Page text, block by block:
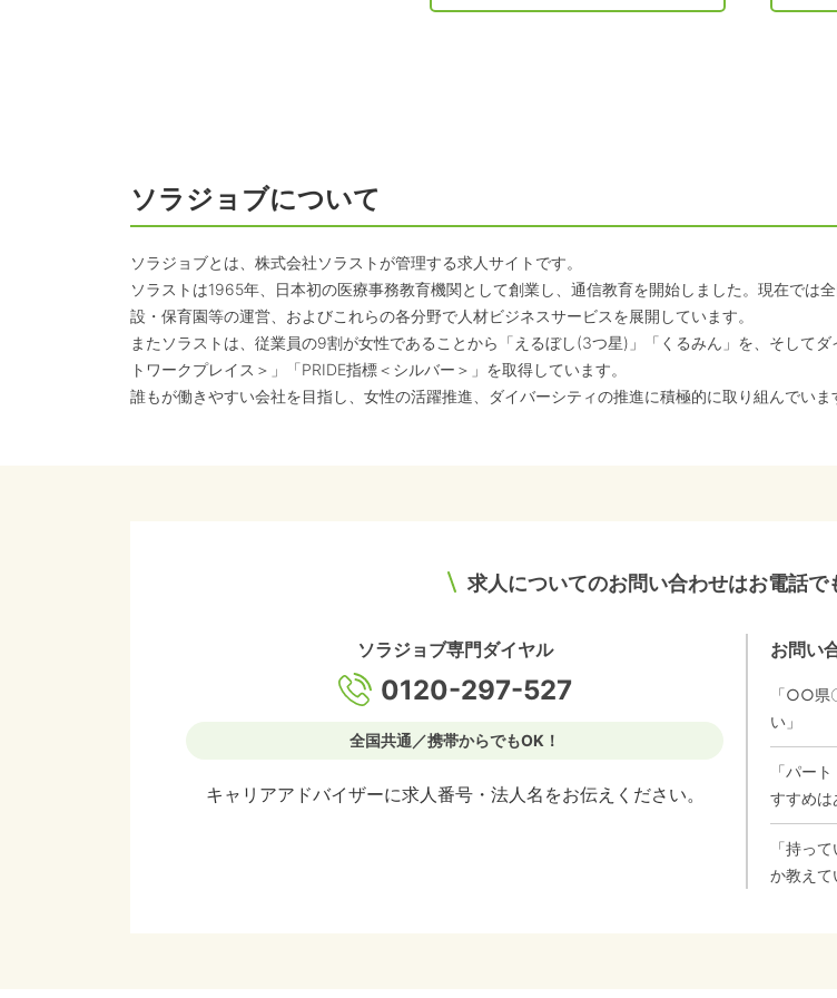
ソラジョブについて
ソラジョブとは、株式会社ソラストが管理する求人サイトです。
ソラストは1965年、日本初の医療事務教育機関として創業し、通信教育を開始しました。現在では
設・保育園等の運営、およびこれらの各分野で人材ビジネスサービスを展開しています。
またソラストは、従業員の9割が女性であることから「えるぼし(3つ星)」「くるみん」を、そして
トワークプレイス＞」「PRIDE指標＜シルバー＞」を取得しています。
誰もが働きやすい会社を目指し、女性の活躍推進、ダイバーシティの推進に積極的に取り組んでいま
求人についてのお問い合わせはお電話で
ソラジョブ専門ダイヤル
0120-297-527
全国共通／携帯からでもOK！
キャリアアドバイザーに求人番号・法人名をお伝えください。
お問い
「○○県
い」
「パー
すすめは
「持っ
か教えて